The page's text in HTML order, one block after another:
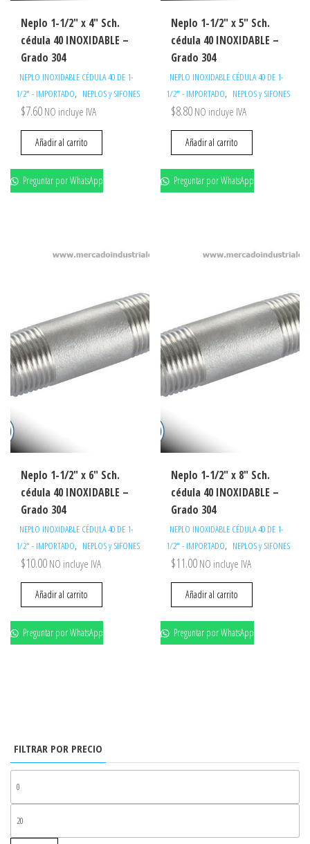
Neplo 1-1/2″ x 4″ Sch.
cédula 40 INOXIDABLE –
Grado 304
NEPLO INOXIDABLE CÉDULA 40 DE 1-
1/2" - IMPORTADO, NEPLOS y SIFONES
$7.60 NO incluye IVA
Añadir al carrito
Preguntar por WhatsApp
Neplo 1-1/2″ x 5″ Sch.
cédula 40 INOXIDABLE –
Grado 304
NEPLO INOXIDABLE CÉDULA 40 DE 1-
1/2" - IMPORTADO, NEPLOS y SIFONES
$8.80 NO incluye IVA
Añadir al carrito
Preguntar por WhatsApp
Neplo 1-1/2″ x 6″ Sch.
cédula 40 INOXIDABLE –
Grado 304
NEPLO INOXIDABLE CÉDULA 40 DE 1-
1/2" - IMPORTADO, NEPLOS y SIFONES
$10.00 NO incluye IVA
Añadir al carrito
Preguntar por WhatsApp
Neplo 1-1/2″ x 8″ Sch.
cédula 40 INOXIDABLE –
Grado 304
NEPLO INOXIDABLE CÉDULA 40 DE 1-
1/2" - IMPORTADO, NEPLOS y SIFONES
$11.00 NO incluye IVA
Añadir al carrito
Preguntar por WhatsApp
FILTRAR POR PRECIO